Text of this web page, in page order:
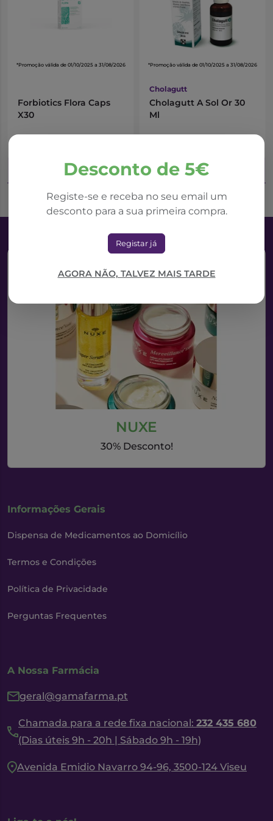
Desconto de 5€
Registe-se e receba no seu email um
desconto para a sua primeira compra.
Registar já
AGORA NÃO, TALVEZ MAIS TARDE
*Promoção válida de 01/10/2025 a 31/08/2026
Forbiotics Flora Caps
X30
Adicionar ao Carrinho
*Promoção válida de 01/10/2025 a 31/08/2026
Cholagutt
Cholagutt A Sol Or 30
Ml
Adicionar ao Carrinho
NUXE
30% Desconto!
Informações Gerais
Dispensa de Medicamentos ao Domicílio
Termos e Condições
Política de Privacidade
Perguntas Frequentes
A Nossa Farmácia
geral@gamafarma.pt
Chamada para a rede fixa nacional: 232 435 680
(Dias úteis 9h - 20h | Sábado 9h - 19h)
Avenida Emidio Navarro 94-96, 3500-124 Viseu